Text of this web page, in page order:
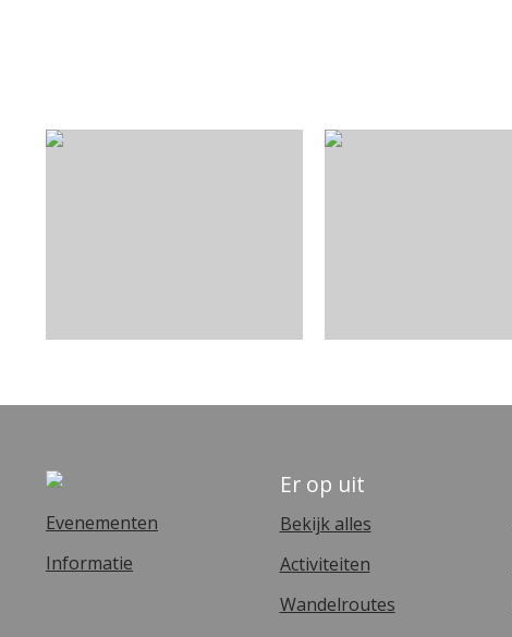
Evenementen
Informatie
Er op uit
Bekijk alles
Activiteiten
Wandelroutes